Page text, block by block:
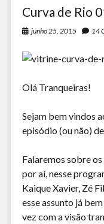
Curva de Rio
junho 25, 2015 14
Olá Tranqueiras!
Sejam bem vindos
episódio (ou não)
Falaremos sobre
por aí, nesse
Kaique Xavier, Zé
esse assunto já
vez com a visão